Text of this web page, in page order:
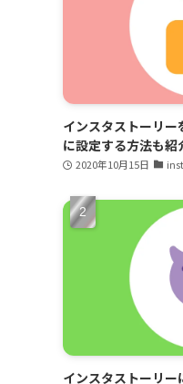
インスタストーリ
に設定する方法も紹
2020年10月15日
インスタストーリ